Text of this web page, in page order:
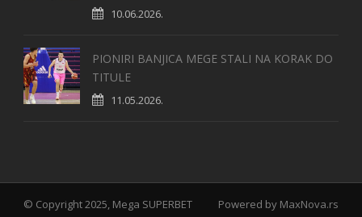
10.06.2026.
PIONIRI BANJICA MEGE STALI NA KORAK DO
TITULE
11.05.2026.
© Copyright 2025, Mega SUPERBET Powered by MaxNova.rs